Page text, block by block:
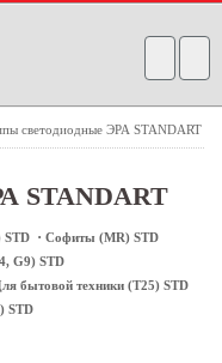
светодиодные ЭРА STANDART
STANDART
· Софиты (MR) STD
G9) STD
бытовой техники (Т25) STD
STD